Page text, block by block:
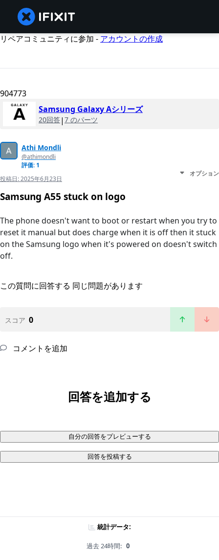
リペアコミュニティに参加 - アカウントの作成
904773
Samsung Galaxy Aシリーズ
20回答| 7 のパーツ
Athi Mondli
@athimondli
評価: 1
投稿日:2025年6月23日
オプション
Samsung A55 stuck on logo
The phone doesn't want to boot or restart when you try to
reset it manual but does charge when it is off then it stuck
on the Samsung logo when it's powered on doesn't switch
off.
この質問に回答する 同じ問題があります
スコア 0
コメントを追加
回答を追加する
自分の回答をプレビューする
回答を投稿する
統計データ:
過去 24時間: 0